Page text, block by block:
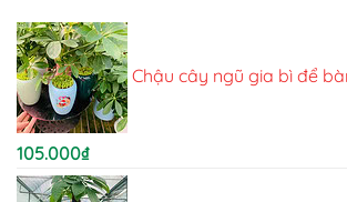
Chậu cây ngũ gia bì để
105.000₫